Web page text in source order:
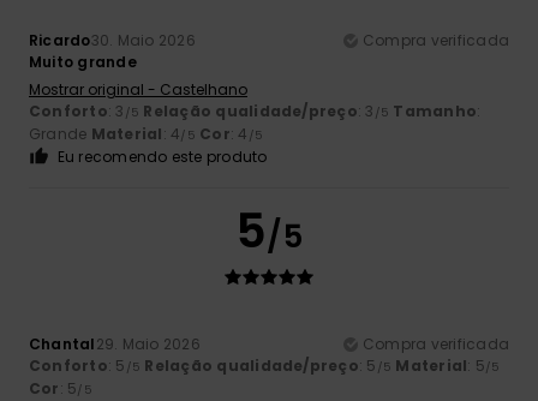
Ricardo30. Maio 2026
Compra verificada
Muito grande
Mostrar original - Castelhano
Conforto: 3 /5 Relação qualidade/preço: 3 /5 Tamanho:
Grande Material: 4/5 Cor: 4 /5
Eu recomendo este produto
5/5
Chantal29. Maio 2026
Compra verificada
Conforto: 5 /5 Relação qualidade/preço: 5 /5 Material: 5/5
Cor: 5/5